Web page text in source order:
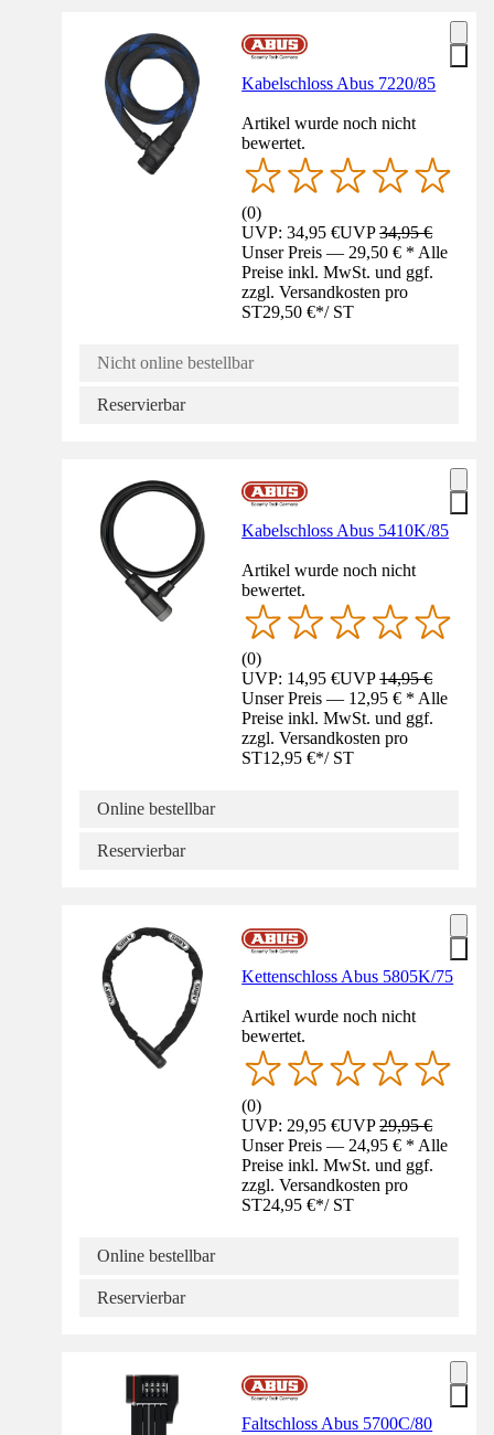
Kabelschloss Abus 7220/85
Artikel wurde noch nicht
bewertet.
(0)
UVP: 34,95 €UVP34,95 €
Unser Preis — 29,50 € * Alle
Preise inkl. MwSt. und ggf.
zzgl. Versandkosten pro
ST29,50 €*/ ST
Nicht online bestellbar
Reservierbar
Kabelschloss Abus 5410K/85
Artikel wurde noch nicht
bewertet.
(0)
UVP: 14,95 €UVP14,95 €
Unser Preis — 12,95 € * Alle
Preise inkl. MwSt. und ggf.
zzgl. Versandkosten pro
ST12,95 €*/ ST
Online bestellbar
Reservierbar
Kettenschloss Abus 5805K/75
Artikel wurde noch nicht
bewertet.
(0)
UVP: 29,95 €UVP29,95 €
Unser Preis — 24,95 € * Alle
Preise inkl. MwSt. und ggf.
zzgl. Versandkosten pro
ST24,95 €*/ ST
Online bestellbar
Reservierbar
Faltschloss Abus 5700C/80